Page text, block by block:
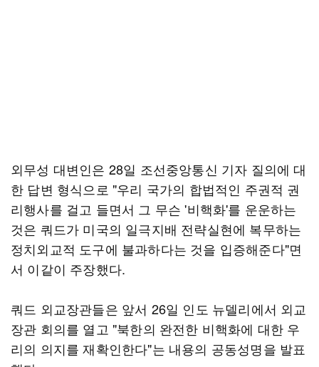
외무성 대변인은 28일 조선중앙통신 기자 질의에 대
한 답변 형식으로 "우리 국가의 합법적인 주권적 권
리행사를 걸고 들면서 그 무슨 '비핵화'를 운운하는
것은 쿼드가 미국의 일극지배 전략실현에 복무하는
정치외교적 도구에 불과하다는 것을 입증해준다"면
서 이같이 주장했다.
쿼드 외교장관들은 앞서 26일 인도 뉴델리에서 외교
장관 회의를 열고 "북한의 완전한 비핵화에 대한 우
리의 의지를 재확인한다"는 내용의 공동성명을 발표